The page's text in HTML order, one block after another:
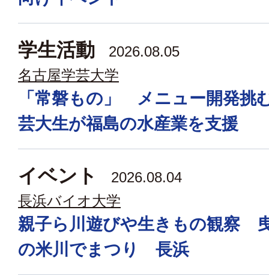
学生活動
2026.08.05
名古屋学芸大学
「常磐もの」 メニュー開発
芸大生が福島の水産業を支援
イベント
2026.08.04
長浜バイオ大学
親子ら川遊びや生きもの観察
の米川でまつり 長浜